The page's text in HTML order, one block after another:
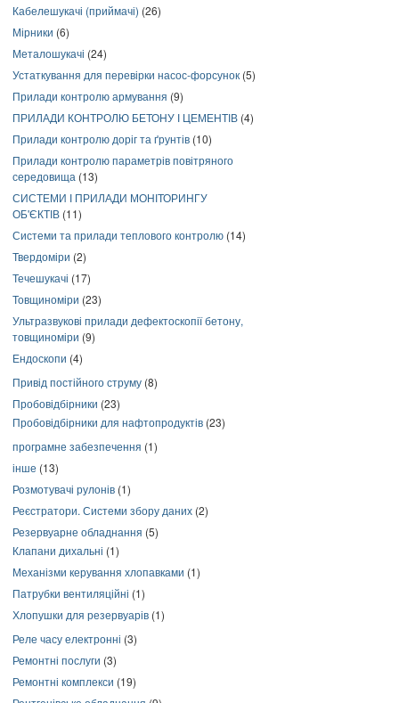
Кабелешукачі (приймачі) (26)
Мірники (6)
Металошукачі (24)
Устаткування для перевірки насос-форсунок (5)
Прилади контролю армування (9)
ПРИЛАДИ КОНТРОЛЮ БЕТОНУ І ЦЕМЕНТІВ (4)
Прилади контролю доріг та ґрунтів (10)
Прилади контролю параметрів повітряного
середовища (13)
СИСТЕМИ І ПРИЛАДИ МОНІТОРИНГУ
ОБ'ЄКТІВ (11)
Системи та прилади теплового контролю (14)
Твердоміри (2)
Течешукачі (17)
Товщиноміри (23)
Ультразвукові прилади дефектоскопії бетону,
товщиноміри (9)
Ендоскопи (4)
Привід постійного струму (8)
Пробовідбірники (23)
Пробовідбірники для нафтопродуктів (23)
програмне забезпечення (1)
інше (13)
Розмотувачі рулонів (1)
Реєстратори. Системи збору даних (2)
Резервуарне обладнання (5)
Клапани дихальні (1)
Механізми керування хлопавками (1)
Патрубки вентиляційні (1)
Хлопушки для резервуарів (1)
Реле часу електронні (3)
Ремонтні послуги (3)
Ремонтні комплекси (19)